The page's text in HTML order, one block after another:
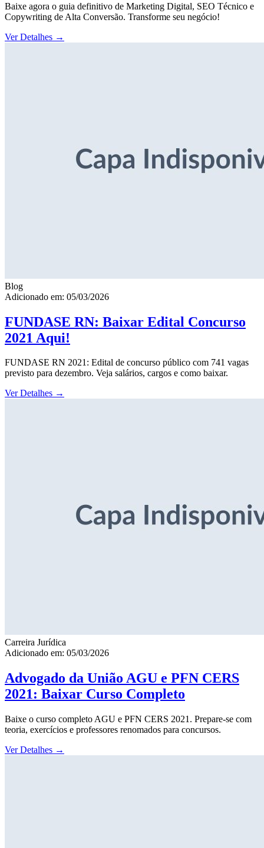
Baixe agora o guia definitivo de Marketing Digital, SEO Técnico e
Copywriting de Alta Conversão. Transforme seu negócio!
Ver Detalhes →
Blog
Adicionado em: 05/03/2026
FUNDASE RN: Baixar Edital Concurso
2021 Aqui!
FUNDASE RN 2021: Edital de concurso público com 741 vagas
previsto para dezembro. Veja salários, cargos e como baixar.
Ver Detalhes →
Carreira Jurídica
Adicionado em: 05/03/2026
Advogado da União AGU e PFN CERS
2021: Baixar Curso Completo
Baixe o curso completo AGU e PFN CERS 2021. Prepare-se com
teoria, exercícios e professores renomados para concursos.
Ver Detalhes →